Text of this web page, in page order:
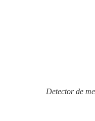
Detector de